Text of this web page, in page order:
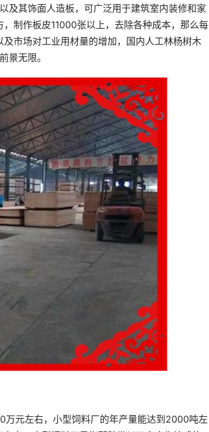
及其饰面人造板，可广泛用于建筑室内装修和家
制作板皮11000张以上，去除各种成本，那么每
市场对工业用材量的增加，国内人工林杨树木
景无限。
元左右，小型饲料厂的年产量能达到2000吨左